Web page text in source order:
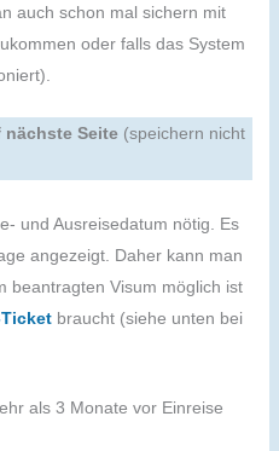
auch schon mal sichern mit
oder falls das System
nächste Seite(speichern nicht
und Ausreisedatum nötig. Es
angezeigt. Daher kann man
beantragten Visum möglich ist
braucht (siehe unten bei
als 3 Monate vor Einreise